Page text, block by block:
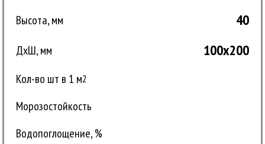
Высота, мм 40
ДxШ, мм 100x200
Кол-во шт в 1 м2
Морозостойкость
Водопоглощение, %